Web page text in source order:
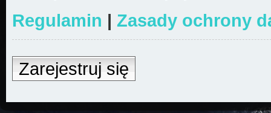
Regulamin | Zasady ochrony
Zarejestruj się